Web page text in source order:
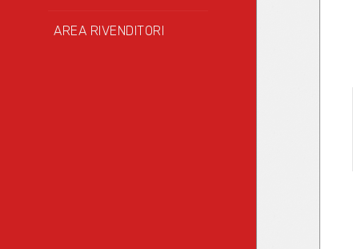
AREA RIVENDITORI